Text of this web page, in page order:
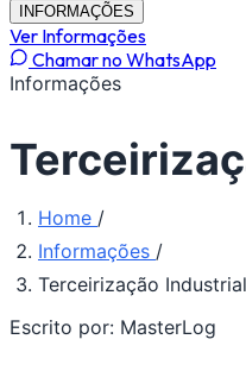
INFORMAÇÕES
Ver Informações
Chamar no WhatsApp
Informações
Home /
Informações /
Terceirização Industrial
Escrito por: MasterLog